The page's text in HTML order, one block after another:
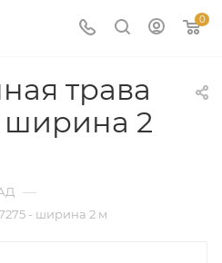
0
трава
ширина 2
—
- ширина 2 м